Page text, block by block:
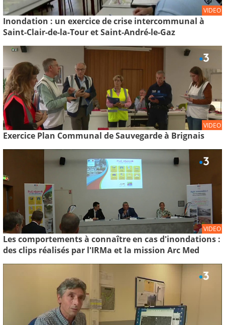
VIDEO
Inondation : un exercice de crise intercommunal à
Saint-Clair-de-la-Tour et Saint-André-le-Gaz
VIDEO
Exercice Plan Communal de Sauvegarde à Brignais
VIDEO
Les comportements à connaître en cas d'inondations :
des clips réalisés par l'IRMa et la mission Arc Med